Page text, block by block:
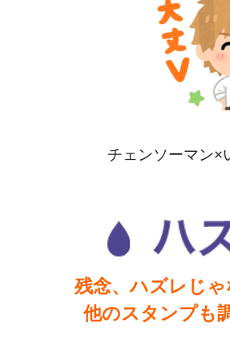
チェンソーマン×
残念、ハズレじ
他のスタンプも